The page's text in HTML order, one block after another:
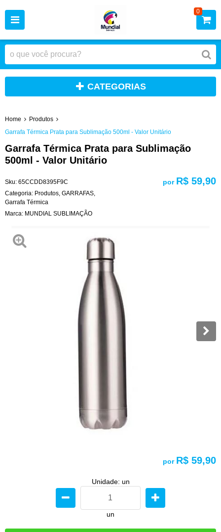
0
CATEGORIAS
Home
Produtos
Garrafa Térmica Prata para Sublimação 500ml - Valor Unitário
Garrafa Térmica Prata para Sublimação
500ml - Valor Unitário
Sku: 65CCDD8395F9C
Categoria: Produtos GARRAFAS
Garrafa Térmica
Marca: MUNDIAL SUBLIMAÇÃO
por R$ 59,90
por R$ 59,90
Unidade: un
un